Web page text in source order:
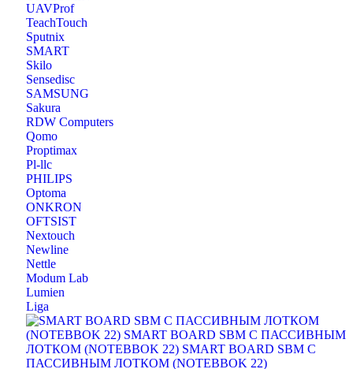
UAVProf
TeachTouch
Sputnix
SMART
Skilo
Sensedisc
SAMSUNG
Sakura
RDW Computers
Qomo
Proptimax
Pl-llc
PHILIPS
Optoma
ONKRON
OFTSIST
Nextouch
Newline
Nettle
Modum Lab
Lumien
Liga